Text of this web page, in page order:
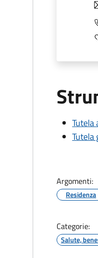
Tutela
Argomenti:
Residenza
Categorie:
Salute,